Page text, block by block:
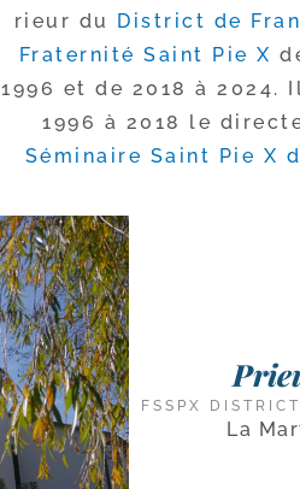
rieur du District de
Fraternité Saint Pie X
1996 et de 2018 à 2024.
1996 à 2018 le
Séminaire Saint Pie X
FSSPX
La